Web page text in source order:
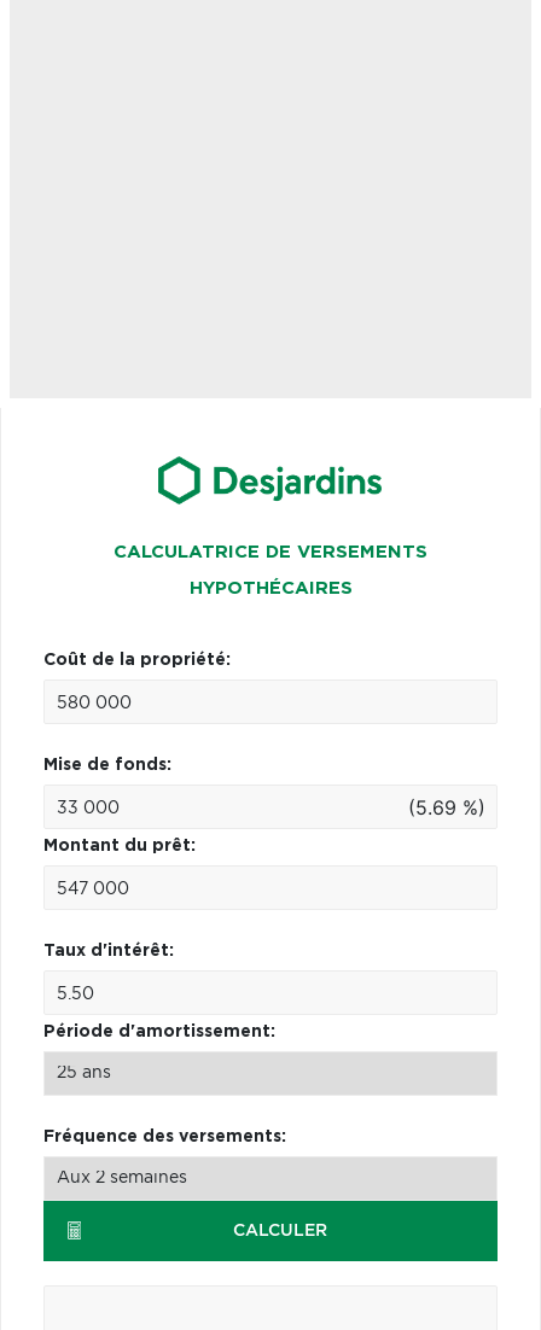
CALCULATRICE DE VERSEMENTS
HYPOTHÉCAIRES
Coût de la propriété:
Mise de fonds:
(5.69 %)
Montant du prêt:
Taux d'intérêt:
Période d'amortissement:
Fréquence des versements:
CALCULER